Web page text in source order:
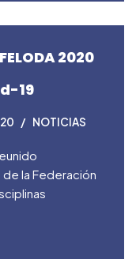
2020
19
NOTICIAS
la Federación